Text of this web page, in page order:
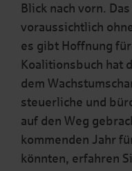
Blick nach vorn.
voraussichtlich
es gibt Hoffnung
Koalitionsbuch hat
dem
steuerliche und
auf den Weg
kommenden Jahr
könnten, erfahren